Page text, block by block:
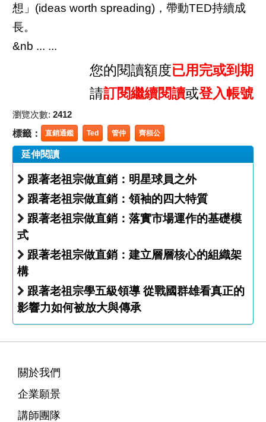
想」(ideas worth spreading)，帶動TED持續成
長。
&nb ... ...
您的閱讀額度已用完或到期
請訂閱繼續閱讀或登入帳號
瀏覽次數: 2412
標籤： 直銷通鑑 Ted 管仲 齊桓公
延伸閱讀
跟著老祖宗做直銷：明星球員之外
跟著老祖宗做直銷：領袖的四大特質
跟著老祖宗做直銷：落實市場運作的基礎模
式
跟著老祖宗做直銷：建立層層核心的組織架
構
跟著老祖宗學五級領導 從戰國群雄看真正的
影響力如何被放大與傳承
關於我們
企業願景
講師團隊